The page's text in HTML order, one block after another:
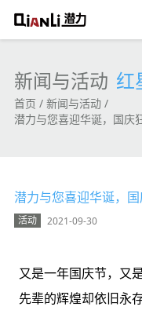
新闻与活动 红
首页
新闻与活动
潜力与您喜迎华诞，国庆
潜力与您喜迎华诞，
活动
2021-09-30
又是一年国庆节，又
先辈的辉煌却依旧永